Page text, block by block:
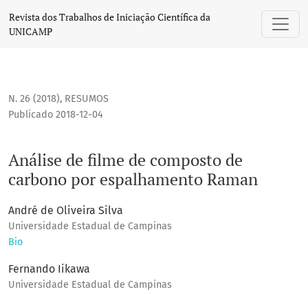
Análise de filme de composto de carbono por
Revista dos Trabalhos de Iniciação Científica da
UNICAMP
N. 26 (2018), RESUMOS
Análise de filme de composto de
carbono por espalhamento Raman
Publicado 2018-12-04
André de Oliveira Silva
Universidade Estadual de Campinas
Bio
Fernando Iikawa
Universidade Estadual de Campinas